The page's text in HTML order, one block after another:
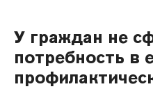
У граждан не
потребность в